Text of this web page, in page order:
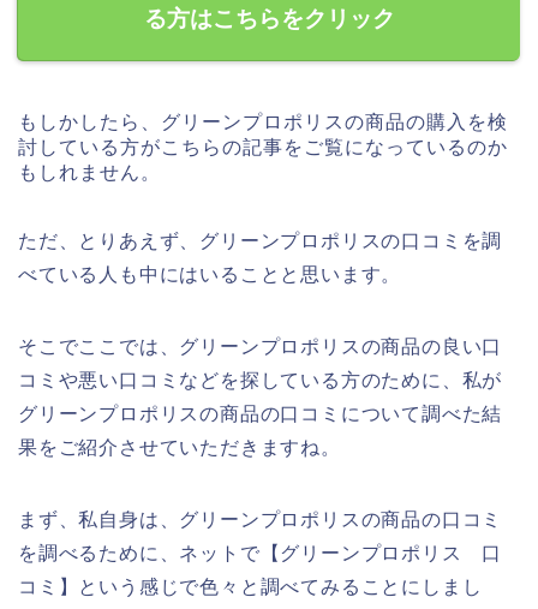
る方はこちらをクリック
もしかしたら、グリーンプロポリスの商品の購入を検
討している方がこちらの記事をご覧になっているのか
もしれません。
ただ、とりあえず、グリーンプロポリスの口コミを調
べている人も中にはいることと思います。
そこでここでは、グリーンプロポリスの商品の良い口
コミや悪い口コミなどを探している方のために、私が
グリーンプロポリスの商品の口コミについて調べた結
果をご紹介させていただきますね。
まず、私自身は、グリーンプロポリスの商品の口コミ
を調べるために、ネットで【グリーンプロポリス 口
コミ】という感じで色々と調べてみることにしまし